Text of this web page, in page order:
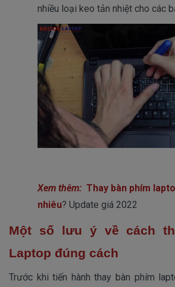
nhiều loại keo tản nhiệt cho các
​Xem thêm: Thay bàn phím
nhiêu? Update giá 2022
Một số lưu ý về cách
Laptop đúng cách
Trước khi tiến hành thay bàn phím